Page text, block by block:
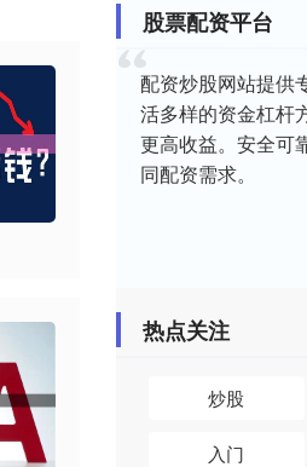
股票配资平台
配资炒股网站提供
活多样的资金杠杆
更高收益。安全可
同配资需求。
热点关注
炒股
入门